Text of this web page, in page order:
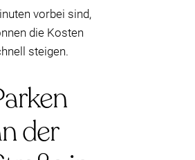
vorbei sind,
die Kosten
steigen.
der